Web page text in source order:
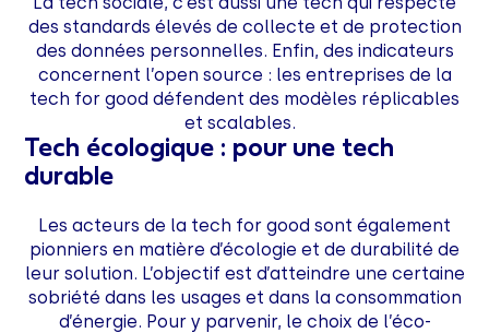
des standards élevés de collecte et de protection
des données personnelles. Enfin, des indicateurs
concernent l’open source : les entreprises de la
tech for good défendent des modèles réplicables
et scalables.
Tech écologique : pour une tech
durable
Les acteurs de la tech for good sont également
pionniers en matière d’écologie et de durabilité de
leur solution. L’objectif est d’atteindre une certaine
sobriété dans les usages et dans la consommation
d’énergie. Pour y parvenir, le choix de l’éco-